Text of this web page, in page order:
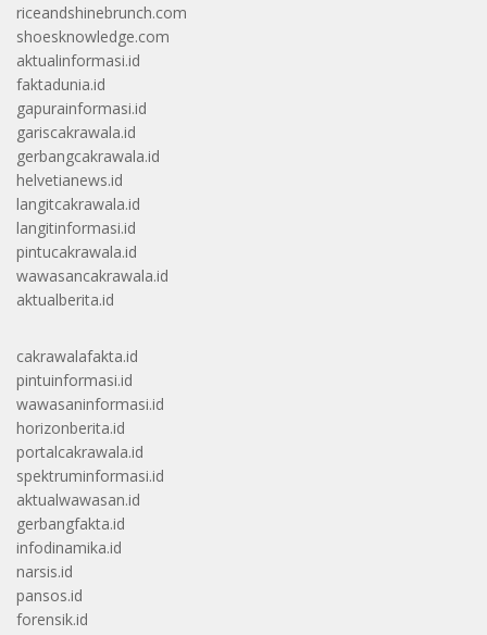
riceandshinebrunch.com
shoesknowledge.com
aktualinformasi.id
faktadunia.id
gapurainformasi.id
gariscakrawala.id
gerbangcakrawala.id
helvetianews.id
langitcakrawala.id
langitinformasi.id
pintucakrawala.id
wawasancakrawala.id
aktualberita.id
cakrawalafakta.id
pintuinformasi.id
wawasaninformasi.id
horizonberita.id
portalcakrawala.id
spektruminformasi.id
aktualwawasan.id
gerbangfakta.id
infodinamika.id
narsis.id
pansos.id
forensik.id